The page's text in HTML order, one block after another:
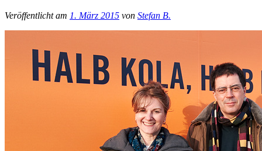
Veröffentlicht am 1. März 2015 von Stefan B.